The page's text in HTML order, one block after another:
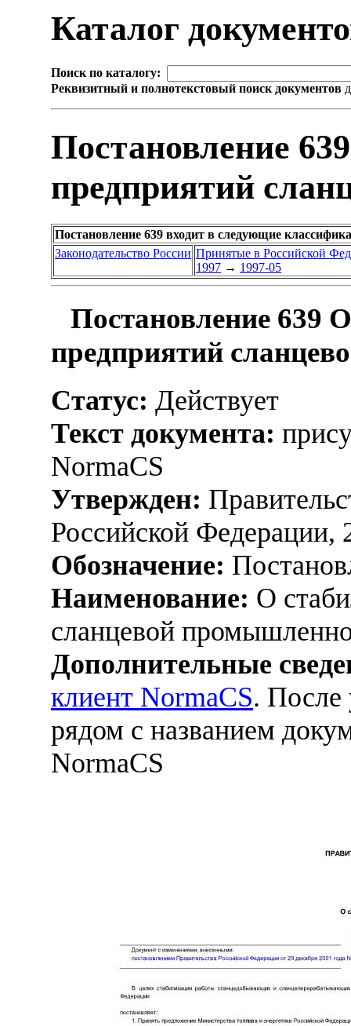
Каталог
Поиск по каталогу:
Реквизитный и полнотекстовый поиск документов
Постановление
предприятий
Постановление 639 входит в следующие
Законодательство России Принятые в Российской
1997 → 1997-05
Постановление 639
предприятий
Статус: Действует
Текст документа:
NormaCS
Утвержден:
Российской Федерации,
Обозначение:
Наименование: О
сланцевой
Дополнительные
клиент NormaCS. После
рядом с названием
NormaCS